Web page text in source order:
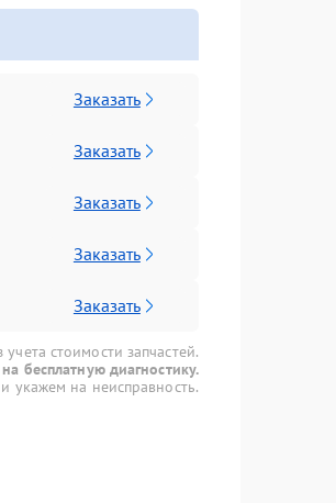
Заказать
Заказать
Заказать
Заказать
Заказать
стоимости запчастей.
бесплатную диагностику.
укажем на неисправность.